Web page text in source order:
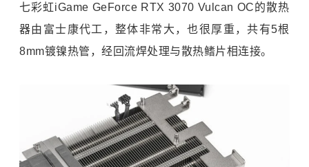
七彩虹iGame GeForce RTX 3070 Vulcan OC的散热
器由富士康代工，整体非常大，也很厚重，共有5根
8mm镀镍热管，经回流焊处理与散热鳍片相连接。